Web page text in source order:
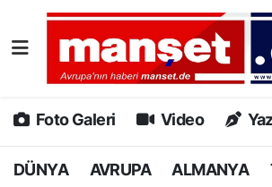
Foto Galeri Video
DÜNYA AVRUPA ALMANYA
DÜNYA
AVRUPA
ALMANYA
Nöbetçi Eczaneler
Hava Durumu
Namaz Vakitleri